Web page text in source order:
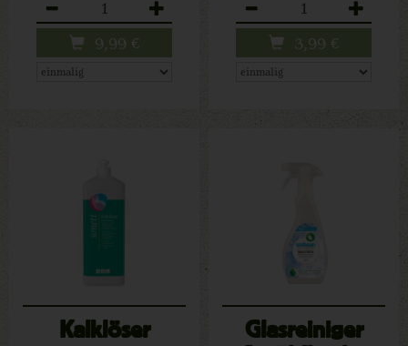
9,99 € 3,99 €
Kalklöser
Glasreiniger